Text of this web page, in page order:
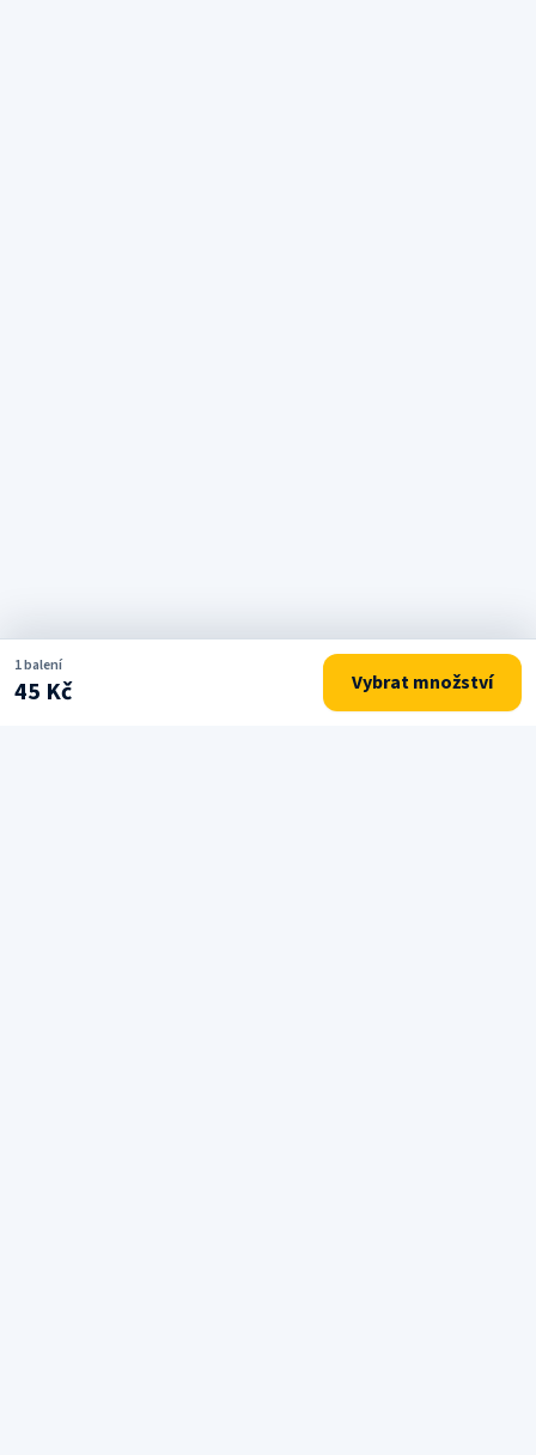
1 balení
45 Kč Vybrat množství